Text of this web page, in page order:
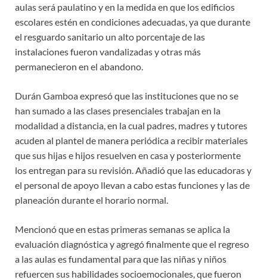
aulas será paulatino y en la medida en que los edificios
escolares estén en condiciones adecuadas, ya que durante
el resguardo sanitario un alto porcentaje de las
instalaciones fueron vandalizadas y otras más
permanecieron en el abandono.
Durán Gamboa expresó que las instituciones que no se
han sumado a las clases presenciales trabajan en la
modalidad a distancia, en la cual padres, madres y tutores
acuden al plantel de manera periódica a recibir materiales
que sus hijas e hijos resuelven en casa y posteriormente
los entregan para su revisión. Añadió que las educadoras y
el personal de apoyo llevan a cabo estas funciones y las de
planeación durante el horario normal.
Mencionó que en estas primeras semanas se aplica la
evaluación diagnóstica y agregó finalmente que el regreso
a las aulas es fundamental para que las niñas y niños
refuercen sus habilidades socioemocionales, que fueron